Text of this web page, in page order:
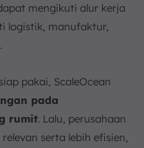
mengikuti alur kerja
logistik, manufaktur,
pakai, ScaleOcean
pada
rumit. Lalu, perusahaan
serta lebih efisien,